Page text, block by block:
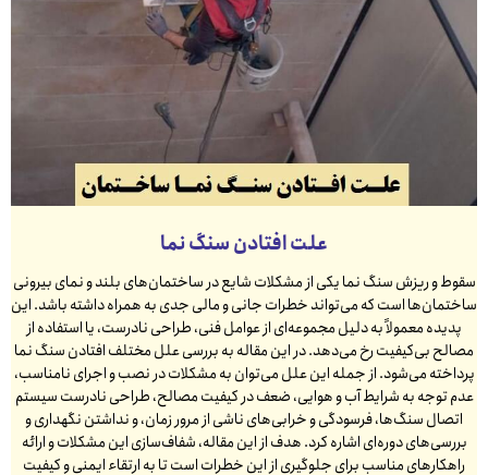
علت افتادن سنگ نما
سقوط و ریزش سنگ نما یکی از مشکلات شایع در ساختمان‌های بلند و نمای بیرونی
ساختمان‌ها است که می‌تواند خطرات جانی و مالی جدی به همراه داشته باشد. این
پدیده معمولاً به دلیل مجموعه‌ای از عوامل فنی، طراحی نادرست، یا استفاده از
مصالح بی‌کیفیت رخ می‌دهد. در این مقاله به بررسی علل مختلف افتادن سنگ نما
پرداخته می‌شود. از جمله این علل می‌توان به مشکلات در نصب و اجرای نامناسب،
عدم توجه به شرایط آب و هوایی، ضعف در کیفیت مصالح، طراحی نادرست سیستم
اتصال سنگ‌ها، فرسودگی و خرابی‌های ناشی از مرور زمان، و نداشتن نگهداری و
بررسی‌های دوره‌ای اشاره کرد. هدف از این مقاله، شفاف‌سازی این مشکلات و ارائه
راهکارهای مناسب برای جلوگیری از این خطرات است تا به ارتقاء ایمنی و کیفیت